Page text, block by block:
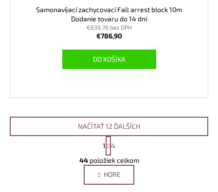
Samonavíjací zachycovací Fall arrest block 10m
Dodanie tovaru do 14 dní
€639,76 bez DPH
€786,90
DO KOŠÍKA
O
v
l
á
NAČÍTAŤ 12 ĎALŠÍCH
S
t
r
á
n
k
1
4
44položiek celkom
HORE